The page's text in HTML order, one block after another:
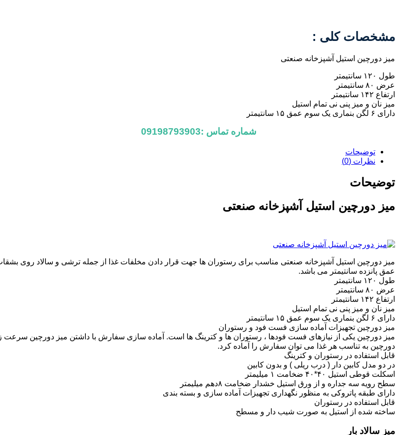
مشخصات کلی :
میز دورچین استیل آشپزخانه صنعتی
طول ۱۲۰ سانتیمتر
عرض ۸۰ سانتیمتر
ارتفاع ۱۴۲ سانتیمتر
میز نان و میز پنی نی تمام استیل
دارای ۶ لگن بنماری یک سوم عمق ۱۵ سانتیمتر
شماره تماس :09198793903
توضیحات
نظرات (0)
توضیحات
میز دورچین استیل آشپزخانه صنعتی
میز دورچین استیل آشپزخانه صنعتی مناسب برای رستوران ها جهت قرار دادن مخلفات غذا از جمله ترشی و سالاد روی
عمق پانزده سانتیمتر می باشد.
طول ۱۲۰ سانتیمتر
عرض ۸۰ سانتیمتر
ارتفاع ۱۴۲ سانتیمتر
میز نان و میز پنی نی تمام استیل
دارای ۶ لگن بنماری یک سوم عمق ۱۵ سانتیمتر
میز دورچین تجهیزات آماده سازی فست فود و رستوران
میز دورچین یکی از نیازهای فست فودها ، رستوران ها و کترینگ ها است. آماده سازی سفارش با داشتن میز دورچین سرعت
دورچین به تناسب هر غذا می توان سفارش را آماده کرد.
قابل استفاده در رستوران و کترینگ
در دو مدل کابین دار ( درب ریلی ) و بدون کابین
اسکلت قوطی استیل ۴۰*۴۰ ضخامت ۱ میلیمتر
سطح رویه سه جداره و از ورق استیل خشدار ضخامت ۸دهم میلیمتر
دارای طبقه پاتروکی به منظور نگهداری تجهیزات آماده سازی و بسته بندی
قابل استفاده در رستوران
ساخته شده از استیل به صورت شیب دار و مسطح
میز سالاد بار